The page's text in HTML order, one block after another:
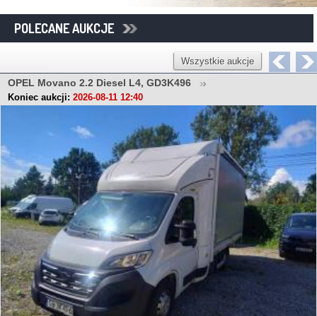
POLECANE AUKCJE
Wszystkie aukcje
OPEL Movano 2.2 Diesel L4, GD3K496
Koniec aukcji: 2026-08-11 12:40